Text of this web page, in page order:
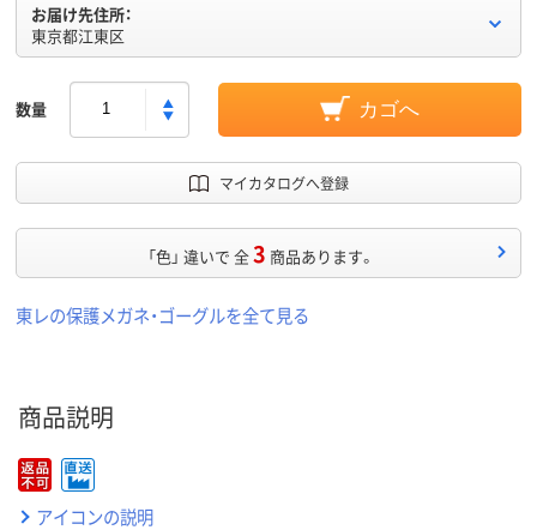
お届け先住所：
東京都江東区
数量 カゴへ
マイカタログへ登録
「色」 違いで 全3 商品あります。
東レの保護メガネ・ゴーグルを全て見る
商品説明
アイコンの説明